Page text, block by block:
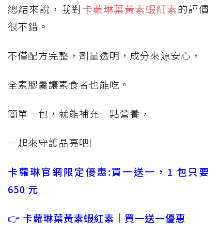
總結來說，我對卡蘿琳葉黃素蝦紅素的評價
很不錯。
不僅配方完整，劑量透明，成分來源安心，
全素膠囊讓素食者也能吃。
簡單一包，就能補充一點營養，
一起來守護晶亮吧!
卡蘿琳官網限定優惠:買一送一，1 包只要
650 元
👉 卡蘿琳葉黃素蝦紅素｜買一送一優惠